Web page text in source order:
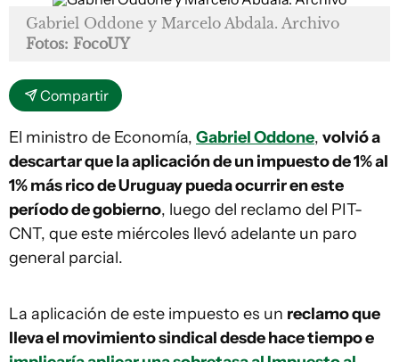
Gabriel Oddone y Marcelo Abdala. Archivo
Fotos: FocoUY
Compartir
El ministro de Economía, Gabriel Oddone, volvió a
descartar que la aplicación de un impuesto de 1% al
1% más rico de Uruguay pueda ocurrir en este
período de gobierno, luego del reclamo del PIT-
CNT, que este miércoles llevó adelante un paro
general parcial.
La aplicación de este impuesto es un reclamo que
lleva el movimiento sindical desde hace tiempo e